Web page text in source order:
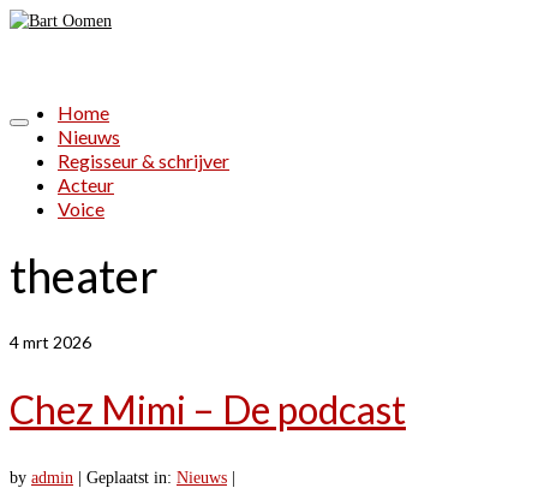
Home
Nieuws
Regisseur & schrijver
Acteur
Voice
theater
4mrt 2026
Chez Mimi – De podcast
by admin Geplaatst in: Nieuws